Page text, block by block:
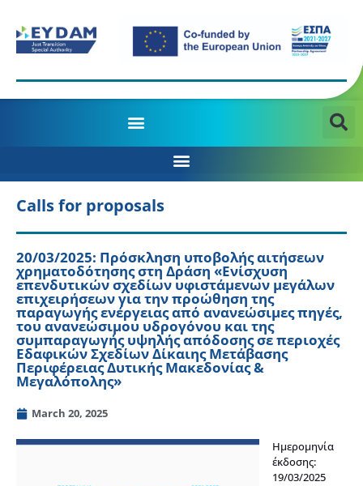
Calls for proposals
20/03/2025: Πρόσκληση υποβολής αιτήσεων
χρηματοδότησης στη Δράση «Ενίσχυση
επενδυτικών σχεδίων υφιστάμενων μεγάλων
επιχειρήσεων για την προώθηση της
παραγωγής ενέργειας από ανανεώσιμες πηγές,
του ανανεώσιμου υδρογόνου και της
συμπαραγωγής υψηλής απόδοσης σε περιοχές
Εδαφικών Σχεδίων Δίκαιης Μετάβασης
Περιφέρειας Δυτικής Μακεδονίας &
Μεγαλόπολης»
March 20, 2025
Ημερομηνία
έκδοσης:
19/03/2025